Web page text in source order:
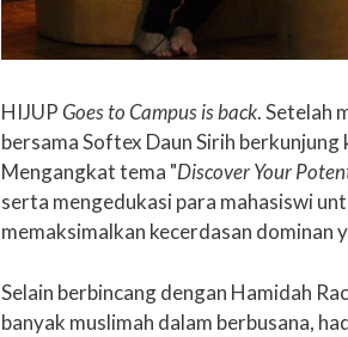
HIJUPGoes to Campus is back. Setelah
bersama Softex Daun Sirih
Mengangkat tema "Discover Your
serta mengedukasi para mahasiswi
memaksimalkan kecerdasan dominan
Selain berbincang dengan Hamidah
banyak muslimah dalam berbusana,